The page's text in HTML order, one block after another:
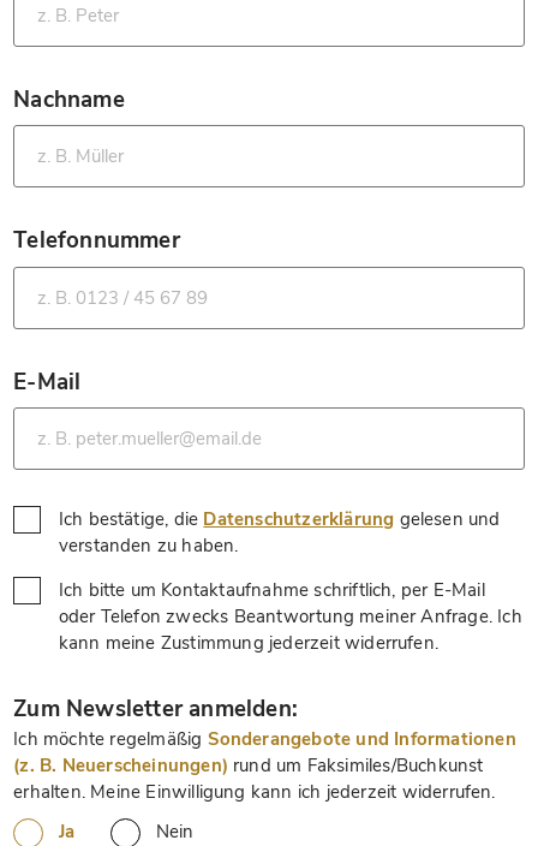
Nachname
*
Telefonnummer
*
E-Mail
*
Ich bestätige, die Datenschutzerklärung gelesen und
verstanden zu haben.
Ich bitte um Kontaktaufnahme schriftlich, per E-Mail
oder Telefon zwecks Beantwortung meiner Anfrage. Ich
kann meine Zustimmung jederzeit widerrufen.
Zum Newsletter anmelden:
Ich möchte regelmäßig Sonderangebote und Informationen
(z. B. Neuerscheinungen) rund um Faksimiles/Buchkunst
erhalten. Meine Einwilligung kann ich jederzeit widerrufen.
Ja
Nein